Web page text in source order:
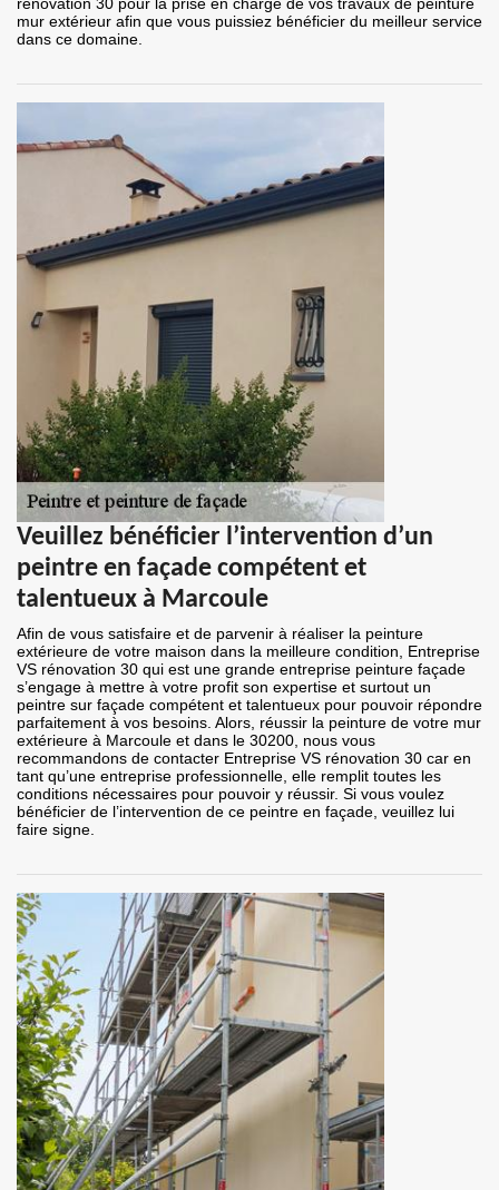
rénovation 30 pour la prise en charge de vos travaux de peinture
mur extérieur afin que vous puissiez bénéficier du meilleur service
dans ce domaine.
Veuillez bénéficier l’intervention d’un
peintre en façade compétent et
talentueux à Marcoule
Afin de vous satisfaire et de parvenir à réaliser la peinture
extérieure de votre maison dans la meilleure condition, Entreprise
VS rénovation 30 qui est une grande entreprise peinture façade
s’engage à mettre à votre profit son expertise et surtout un
peintre sur façade compétent et talentueux pour pouvoir répondre
parfaitement à vos besoins. Alors, réussir la peinture de votre mur
extérieure à Marcoule et dans le 30200, nous vous
recommandons de contacter Entreprise VS rénovation 30 car en
tant qu’une entreprise professionnelle, elle remplit toutes les
conditions nécessaires pour pouvoir y réussir. Si vous voulez
bénéficier de l’intervention de ce peintre en façade, veuillez lui
faire signe.